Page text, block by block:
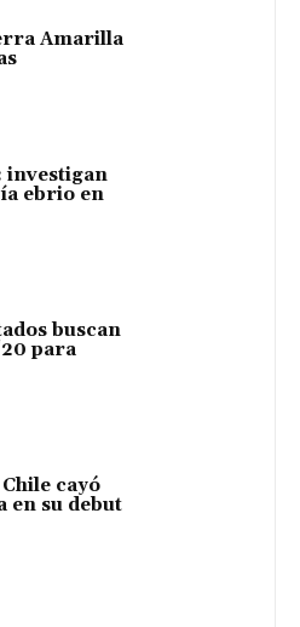
Amarilla
investigan
ebrio en
buscan
para
cayó
en su debut